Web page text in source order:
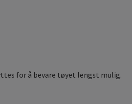
for å bevare tøyet lengst mulig.